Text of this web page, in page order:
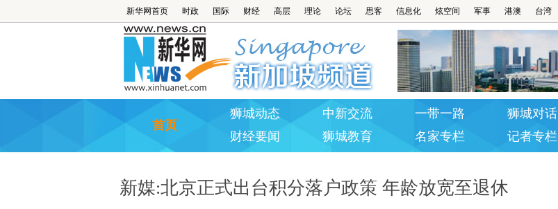
新华网首页 时政 国际 财经 高层 理论 论坛 思客 信息化 炫空间 军事 港澳 台湾
首页
狮城动态 中新交流 一带一路 狮城对话
财经要闻
狮城教育 名家专栏 记者专栏
新媒:北京正式出台积分落户政策 年龄放宽至退休